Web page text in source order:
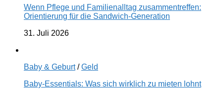
Wenn Pflege und Familienalltag zusammentreffen:
Orientierung für die Sandwich-Generation
31. Juli 2026
Baby & Geburt/Geld
Baby-Essentials: Was sich wirklich zu mieten lohnt